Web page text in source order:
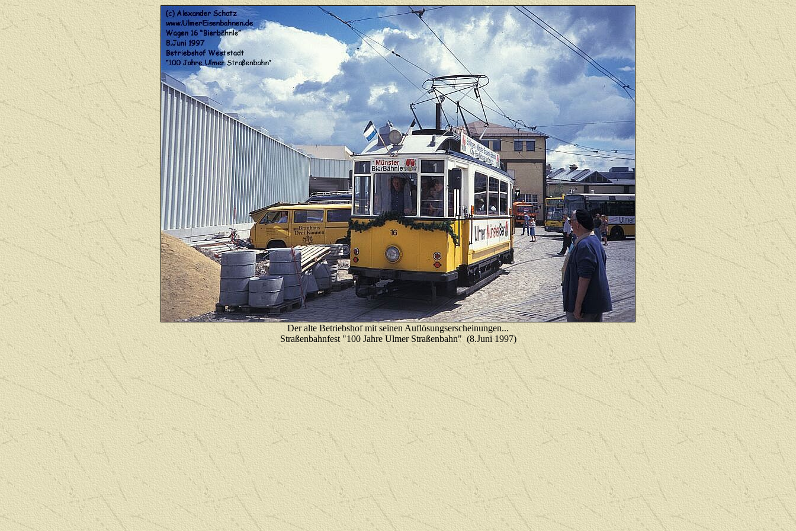
Der alte Betriebshof mit seinen Auflösungserscheinungen...
Straßenbahnfest "100 Jahre Ulmer Straßenbahn" (8.Juni 1997)